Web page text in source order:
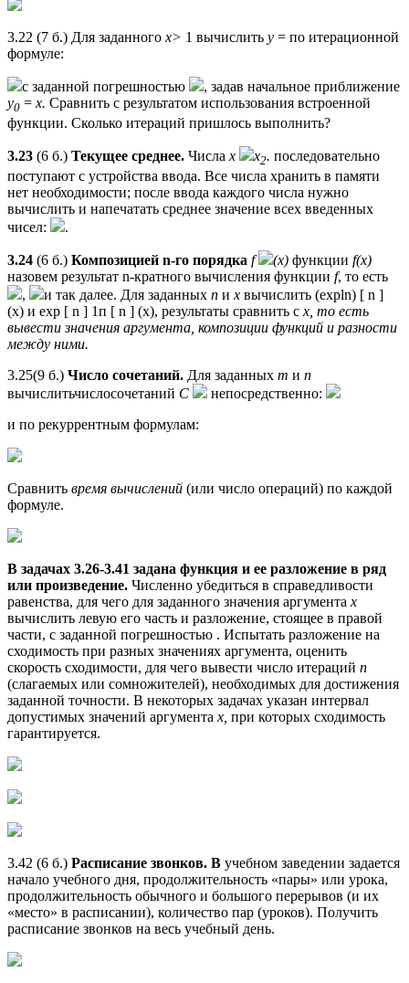
3.22 (7 б.) Для заданного х> 1 вычислить y = по итерационной
формуле:
с заданной погрешностью
, задав начальное приближение
у0 = х. Сравнить с результатом использования встроенной
функции. Сколько итераций пришлось выполнить?
3.23 (6 б.) Текущее среднее. Числа x x2. последовательно
поступают с устройства ввода. Все числа хранить в памяти
нет необходимости; после ввода каждого числа нужно
вычислить и напечатать среднее значение всех введенных
чисел:
.
3.24 (6 б.) Композицией n-го порядка f (х) функции f(x)
назовем результат n-кратного вычисления функции f, то есть
,
и так далее. Для заданных п и х вычислить (expln) [ n ]
(x) и ехр [ n ] 1п [ n ] (х), результаты сравнить с х, то есть
вывести значения аргумента, композиции функций и разности
между ними.
3.25(9 б.) Число сочетаний. Для заданных т и п
вычислитьчислосочетаний С
непосредственно:
и по рекуррентным формулам:
Сравнить время вычислений (или число операций) по каждой
формуле.
В задачах 3.26-3.41 задана функция и ее разложение в ряд
или произведение. Численно убедиться в справедливости
равенства, для чего для заданного значения аргумента х
вычислить левую его часть и разложение, стоящее в правой
части, с заданной погрешностью . Испытать разложение на
сходимость при разных значениях аргумента, оценить
скорость сходимости, для чего вывести число итераций п
(слагаемых или сомножителей), необходимых для достижения
заданной точности. В некоторых задачах указан интервал
допустимых значений аргумента х, при которых сходимость
гарантируется.
3.42 (6 б.) Расписание звонков. В учебном заведении задается
начало учебного дня, продолжительность «пары» или урока,
продолжительность обычного и большого перерывов (и их
«место» в расписании), количество пар (уроков). Получить
расписание звонков на весь учебный день.